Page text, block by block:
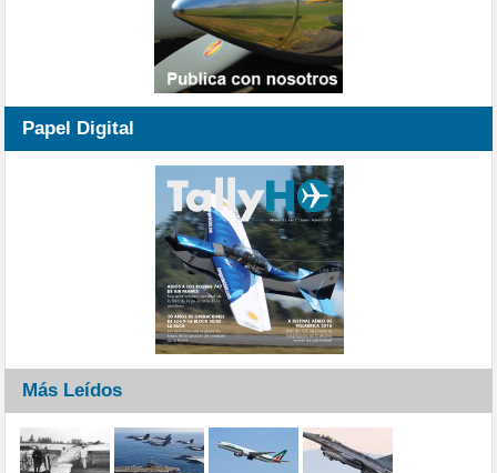
Papel Digital
Más Leídos